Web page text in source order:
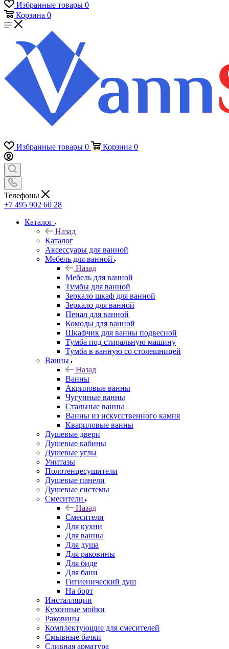
Избранные товары 0
Корзина 0
Избранные товары 0 Корзина 0
Телефоны
+7 495 902 60 28
Каталог
Назад
Каталог
Аксессуары для ванной
Мебель для ванной
Назад
Мебель для ванной
Тумбы для ванной
Зеркало шкаф для ванной
Зеркало для ванной
Пенал для ванной
Комоды для ванной
Шкафчик для ванны подвесной
Тумба под стиральную машину
Тумба в ванную со столешницей
Ванны
Назад
Ванны
Акриловые ванны
Чугунные ванны
Стальные ванны
Ванны из искусственного камня
Квариловые ванны
Душевые двери
Душевые кабины
Душевые углы
Унитазы
Полотенцесушители
Душевые панели
Душевые системы
Смесители
Назад
Смесители
Для кухни
Для ванны
Для душа
Для раковины
Для биде
Для бани
Гигиенический душ
На борт
Инсталляции
Кухонные мойки
Раковины
Комплектующие для смесителей
Смывные бачки
Сливная арматура